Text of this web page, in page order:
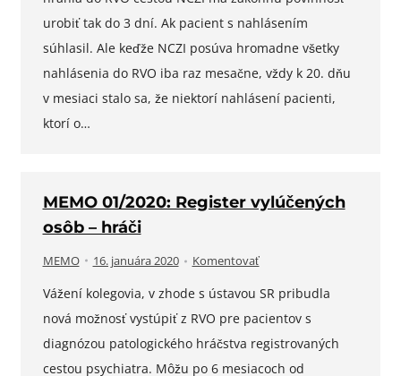
urobiť tak do 3 dní. Ak pacient s nahlásením
súhlasil. Ale keďže NCZI posúva hromadne všetky
nahlásenia do RVO iba raz mesačne, vždy k 20. dňu
v mesiaci stalo sa, že niektorí nahlásení pacienti,
ktorí o…
MEMO 01/2020: Register vylúčených
osôb – hráči
MEMO 16. januára 2020 Komentovať
Vážení kolegovia, v zhode s ústavou SR pribudla
nová možnosť vystúpiť z RVO pre pacientov s
diagnózou patologického hráčstva registrovaných
cestou psychiatra. Môžu po 6 mesiacoch od